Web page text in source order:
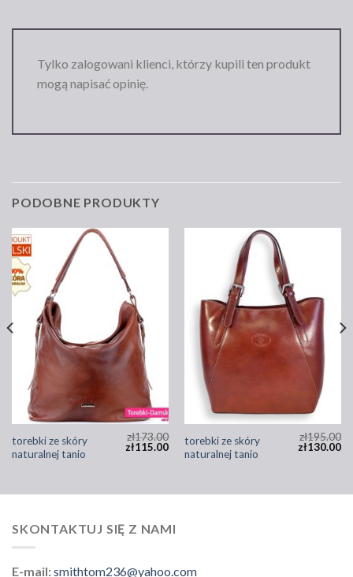
Tylko zalogowani klienci, którzy kupili ten produkt
mogą napisać opinię.
PODOBNE PRODUKTY
torebki ze skóry
naturalnej tanio
zł173.00
zł115.00
torebki ze skóry
naturalnej tanio
zł195.00
zł130.00
SKONTAKTUJ SIĘ Z NAMI
E-mail:smithtom236@yahoo.com